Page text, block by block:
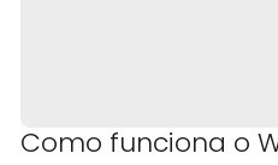
Como funciona o